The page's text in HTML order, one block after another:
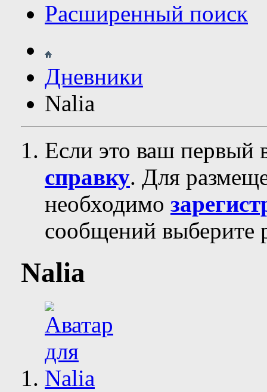
Расширенный поиск
Дневники
Nalia
Если это ваш первый
справку. Для
необходимо
сообщений выберите
Nalia